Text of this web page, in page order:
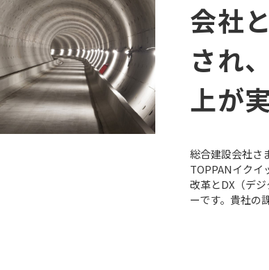
会社
され
上が
総合建設会社さ
TOPPANイクイ
改革とDX（デ
ーです。貴社の